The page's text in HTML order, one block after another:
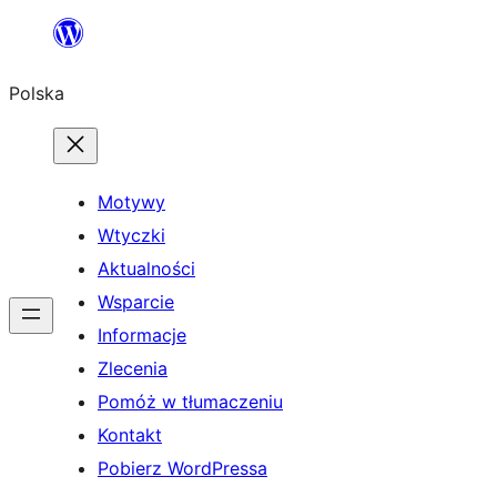
Przejdź
treści
Polska
Motywy
Wtyczki
Aktualności
Wsparcie
Informacje
Zlecenia
Pomóż w tłumaczeniu
Kontakt
Pobierz WordPressa